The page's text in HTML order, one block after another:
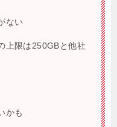
ない
上限は250GBと他社
かも